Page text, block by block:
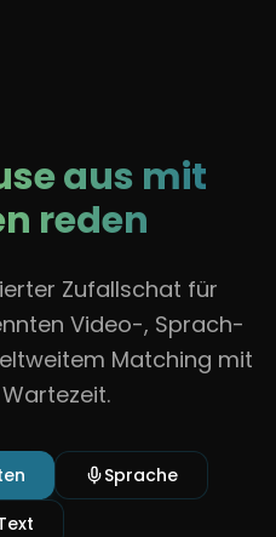
aus mit
reden
Zufallschat für
Video-, Sprach-
Matching mit
Sprache